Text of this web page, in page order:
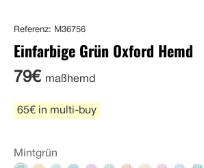
Referenz: M36756
Einfarbige Grün Oxford Hemd
79€ maßhemd
65€ in multi-buy
Mintgrün